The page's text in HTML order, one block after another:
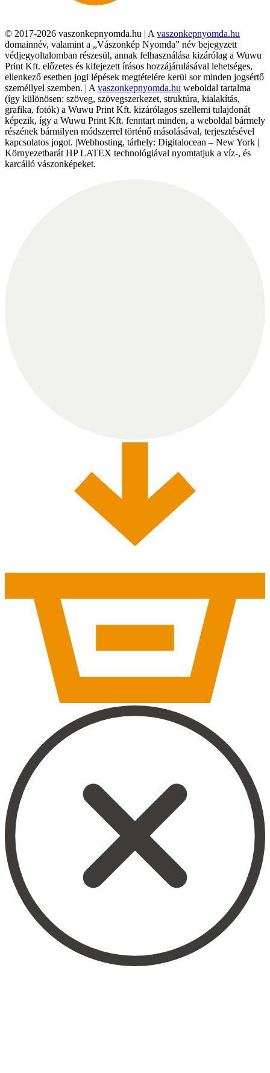
© 2017-2026 vaszonkepnyomda.hu | A vaszonkepnyomda.hu
domainnév, valamint a „Vászonkép Nyomda” név bejegyzett
védjegyoltalomban részesül, annak felhasználása kizárólag a Wuwu
Print Kft. előzetes és kifejezett írásos hozzájárulásával lehetséges,
ellenkező esetben jogi lépések megtételére kerül sor minden jogsértő
személlyel szemben. | A vaszonkepnyomda.hu weboldal tartalma
(így különösen: szöveg, szövegszerkezet, struktúra, kialakítás,
grafika, fotók) a Wuwu Print Kft. kizárólagos szellemi tulajdonát
képezik, így a Wuwu Print Kft. fenntart minden, a weboldal bármely
részének bármilyen módszerrel történő másolásával, terjesztésével
kapcsolatos jogot. |Webhosting, tárhely: Digitalocean – New York |
Környezetbarát HP LATEX technológiával nyomtatjuk a víz-, és
karcálló vászonképeket.